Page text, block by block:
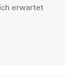
erwartet